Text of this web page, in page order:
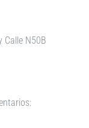
Calle N50B